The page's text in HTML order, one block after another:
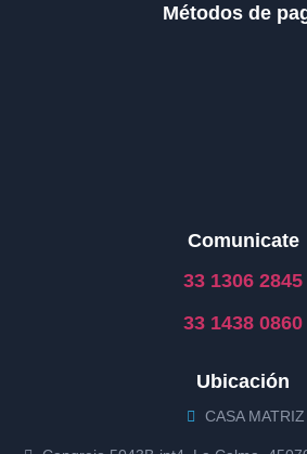
Métodos de
Comunicate
33 1306 2845
33 1438 0860
Ubicación
CASA MATRIZ